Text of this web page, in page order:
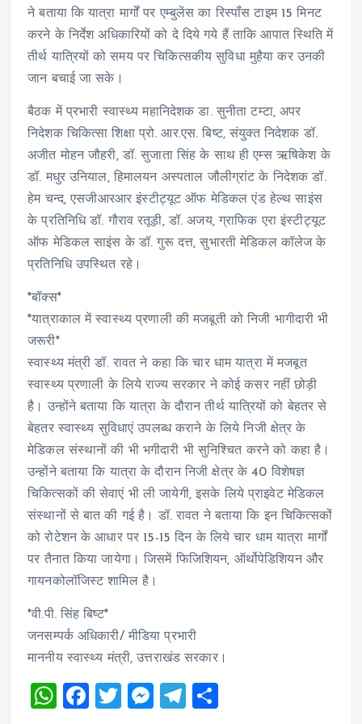
ने बताया कि यात्रा मार्गों पर एम्बुलेंस का रिस्पॉंस टाइम 15 मिनट
करने के निर्देश अधिकारियों को दे दिये गये हैं ताकि आपात स्थिति में
तीर्थ यात्रियों को समय पर चिकित्सकीय सुविधा मुहैया कर उनकी
जान बचाई जा सके।
बैठक में प्रभारी स्वास्थ्य महानिदेशक डा. सुनीता टम्टा, अपर
निदेशक चिकित्सा शिक्षा प्रो. आर.एस. बिष्ट, संयुक्त निदेशक डॉ.
अजीत मोहन जौहरी, डॉ. सुजाता सिंह के साथ ही एम्स ऋषिकेश के
डॉ. मधुर उनियाल, हिमालयन अस्पताल जौलीग्रांट के निदेशक डॉ.
हेम चन्द, एसजीआरआर इंस्टीट्यूट ऑफ मेडिकल एंड हेल्थ साइंस
के प्रतिनिधि डॉ. गौराव रतूड़ी, डॉ. अजय, ग्राफिक एरा इंस्टीट्यूट
ऑफ मेडिकल साइंस के डॉ. गुरू दत्त, सुभारती मेडिकल कॉलेज के
प्रतिनिधि उपस्थित रहे।
*बॉक्स*
*यात्राकाल में स्वास्थ्य प्रणाली की मजबूती को निजी भागीदारी भी
जरूरी*
स्वास्थ्य मंत्री डॉ. रावत ने कहा कि चार धाम यात्रा में मजबूत
स्वास्थ्य प्रणाली के लिये राज्य सरकार ने कोई कसर नहीं छोड़ी
है। उन्होंने बताया कि यात्रा के दौरान तीर्थ यात्रियों को बेहतर से
बेहतर स्वास्थ्य सुविधाएं उपलब्ध कराने के लिये निजी क्षेत्र के
मेडिकल संस्थानों की भी भगीदारी भी सुनिश्चित करने को कहा है।
उन्होंने बताया कि यात्रा के दौरान निजी क्षेत्र के 40 विशेषज्ञ
चिकित्सकों की सेवाएं भी ली जायेगी, इसके लिये प्राइवेट मेडिकल
संस्थानों से बात की गई है। डॉ. रावत ने बताया कि इन चिकित्सकों
को रोटेशन के आधार पर 15-15 दिन के लिये चार धाम यात्रा मार्गों
पर तैनात किया जायेगा। जिसमें फिजिशियन, ऑर्थोपेडिशियन और
गायनकोलॉजिस्ट शामिल है।
*वी.पी. सिंह बिष्ट*
जनसम्पर्क अधिकारी/ मीडिया प्रभारी
माननीय स्वास्थ्य मंत्री, उत्तराखंड सरकार।
W
F
T
M
T